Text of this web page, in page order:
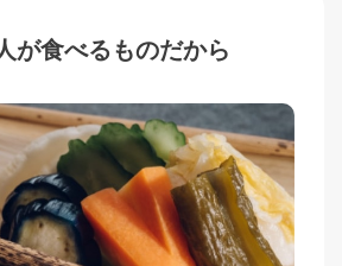
が食べるものだから